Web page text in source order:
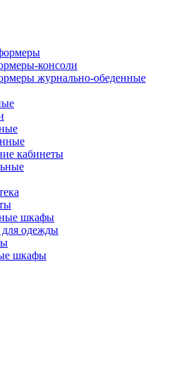
консоли
журнально-обеденные
кабинеты
шкафы
одежды
шкафы